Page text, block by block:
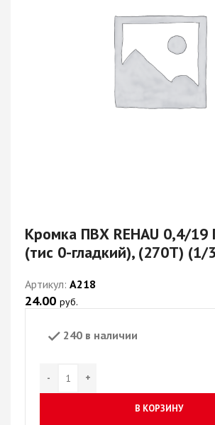
Кромка ПВХ REHAU 0,4/19
(тис 0-гладкий), (270T) (1/
Артикул: А218
24.00 руб.
240 в наличии
В КОРЗИНУ